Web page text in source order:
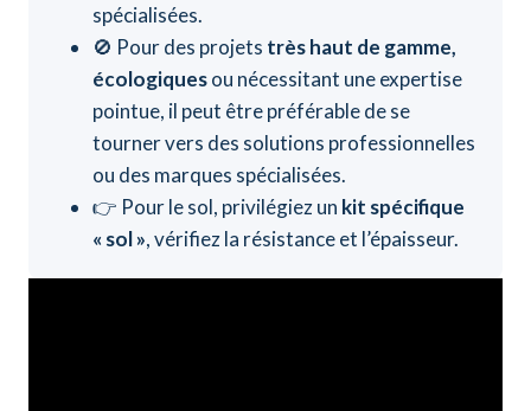
spécialisées.
🚫 Pour des projets très haut de gamme,
écologiquesou nécessitant une expertise
pointue, il peut être préférable de se
tourner vers des solutions professionnelles
ou des marques spécialisées.
👉 Pour le sol, privilégiez un kit spécifique
« sol », vérifiez la résistance et l’épaisseur.